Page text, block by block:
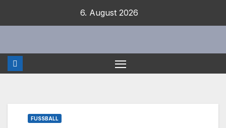
6. August 2026
FUSSBALL